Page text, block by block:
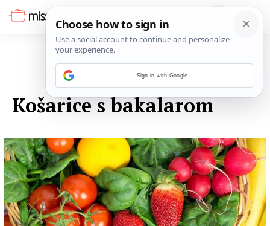
Košarice s bakalarom
Sign in with Google